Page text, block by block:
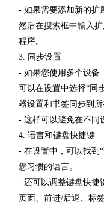
- 如果需要添加新的扩
然后在搜索框中输入
程序。
3. 同步设置
- 如果您使用多个设备
可以在设置中选择“同
器设置和书签同步到所
- 这样可以避免在不同
4. 语言和键盘快捷键
- 在设置中，可以找到
您习惯的语言。
- 还可以调整键盘快捷
页面、前进/后退、标